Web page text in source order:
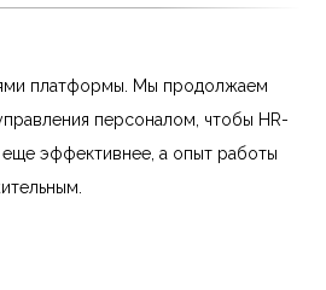
платформы. Мы продолжаем
персоналом, чтобы HR-
эффективнее, а опыт работы